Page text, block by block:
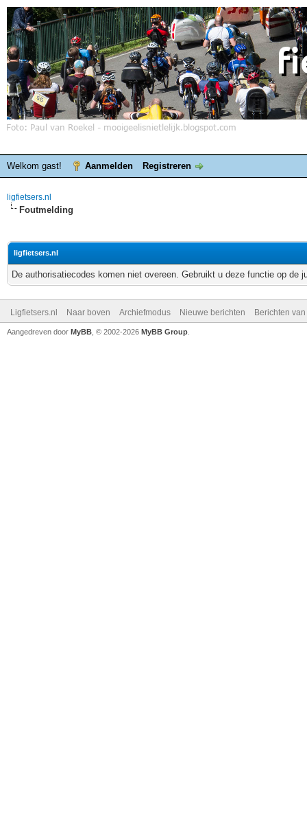
Welkom gast! Aanmelden Registreren
ligfietsers.nl
Foutmelding
ligfietsers.nl
De authorisatiecodes komen niet overeen. Gebruikt u deze functie op de
Ligfietsers.nl Naar boven Archiefmodus Nieuwe berichten Berichten
Aangedreven door MyBB , © 2002-2026 MyBB Group